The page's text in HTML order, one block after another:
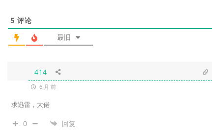
5 评论
最旧
414
6 月 前
求迅雷，大佬
0 回复